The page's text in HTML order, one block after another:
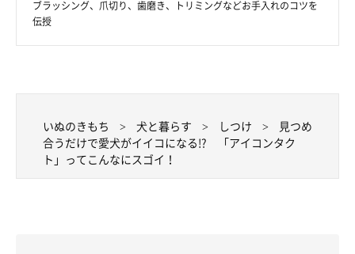
ブラッシング、爪切り、歯磨き、トリミングなどお手入れのコツを
伝授
いぬのきもち 犬と暮らす しつけ
見つめ
合うだけで愛犬がイイコになる!? 「アイコンタク
ト」ってこんなにスゴイ！